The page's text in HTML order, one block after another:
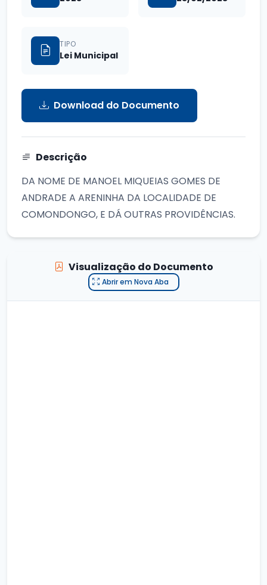
TIPO
Lei Municipal
Download do Documento
Descrição
DA NOME DE MANOEL MIQUEIAS GOMES DE
ANDRADE A ARENINHA DA LOCALIDADE DE
COMONDONGO, E DÁ OUTRAS PROVIDÊNCIAS.
Visualização do Documento
Abrir em Nova Aba